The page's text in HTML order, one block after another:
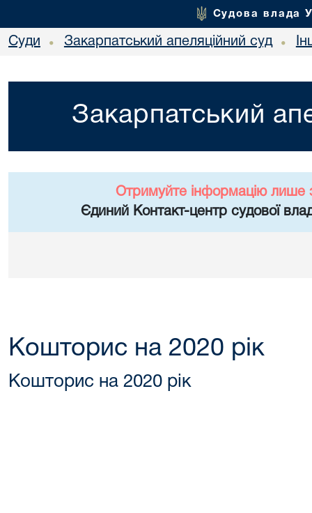
Судова влада
Суди • Закарпатський апеляційний суд •
Закарпатський
Отримуйте інформацію лише
Єдиний Контакт-центр судової
Кошторис на 2020 рік
Кошторис на 2020 рік